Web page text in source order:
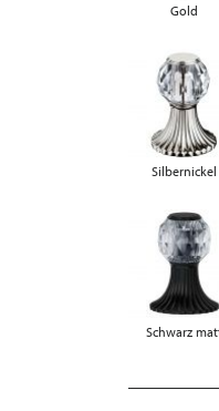
Gold
Silbernickel
Schwarz